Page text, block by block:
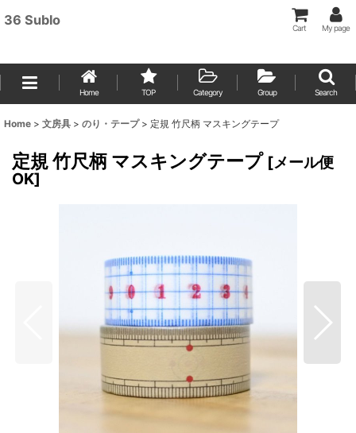
36 Sublo
Cart My page
Home TOP Category Group Search
Home > 文房具 > のり・テープ > 定規 竹尺柄 マスキングテープ
定規 竹尺柄 マスキングテープ [メール便
OK]